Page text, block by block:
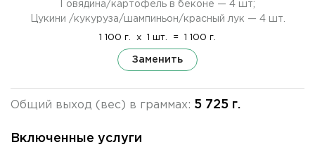
Говядина/картофель в беконе — 4 шт;
Цукини /кукуруза/шампиньон/красный лук — 4 шт.
1 100 г. x 1 шт. = 1 100 г.
Заменить
Общий выход (вес) в граммах: 5 725 г.
Включенные услуги